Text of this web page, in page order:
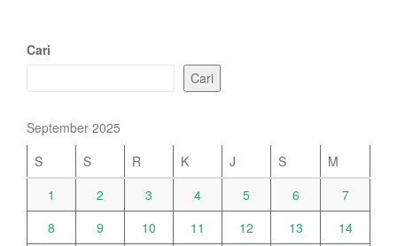
Cari
Cari
September 2025
S
S R K J S
M
1
2 3 4 5 6
7
8
9 10 11 12 13
14